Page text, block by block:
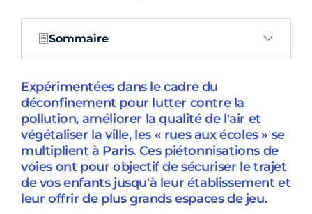
Sommaire
Expérimentées dans le cadre du
déconfinement pour lutter contre la
pollution, améliorer la qualité de l'air et
végétaliser la ville, les « rues aux écoles » se
multiplient à Paris. Ces piétonnisations de
voies ont pour objectif de sécuriser le trajet
de vos enfants jusqu'à leur établissement et
leur offrir de plus grands espaces de jeu.